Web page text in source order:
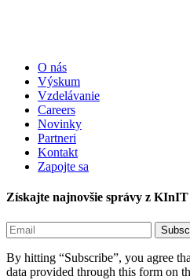
O nás
Výskum
Vzdelávanie
Careers
Novinky
Partneri
Kontakt
Zapojte sa
Získajte najnovšie správy z KInIT
By hitting “Subscribe”, you agree
data provided through this form on